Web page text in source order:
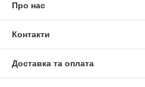
Про нас
Контакти
Доставка та оплата